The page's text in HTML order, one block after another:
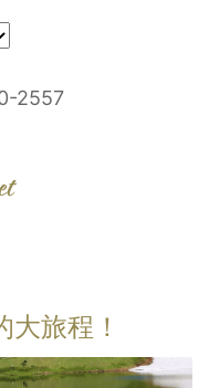
2557
旅程！